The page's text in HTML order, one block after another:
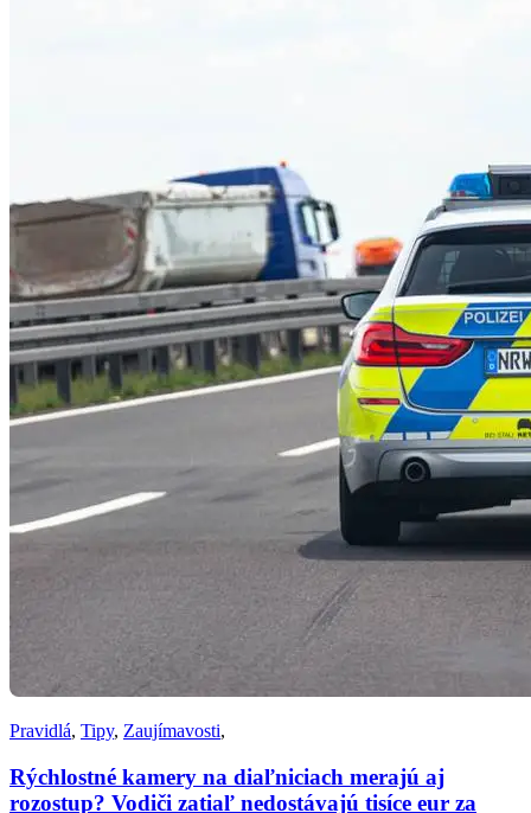
Pravidlá, Tipy, Zaujímavosti,
Rýchlostné kamery na diaľniciach merajú aj
rozostup? Vodiči zatiaľ nedostávajú tisíce eur za